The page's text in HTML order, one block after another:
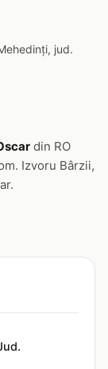
jud.
din RO
Izvoru Bârzii,